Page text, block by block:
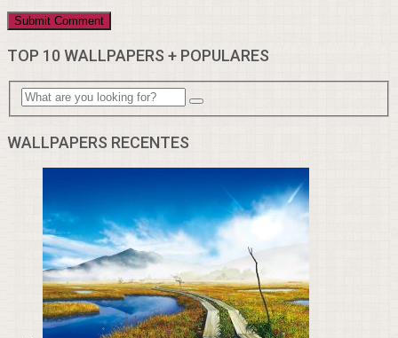
TOP 10 WALLPAPERS + POPULARES
WALLPAPERS RECENTES